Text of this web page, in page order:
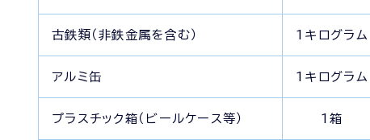
古鉄類（非鉄金属を含む） 1キログラム
アルミ缶 1キログラム
プラスチック箱（ビールケース等） 1箱